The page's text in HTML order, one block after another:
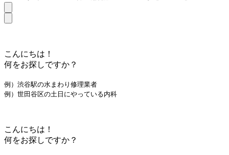
こんにちは！
何をお探しですか？
例）渋谷駅の水まわり修理業者
例）世田谷区の土日にやっている内科
こんにちは！
何をお探しですか？